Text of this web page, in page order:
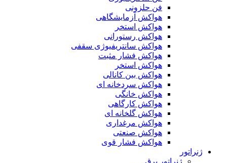
فن حلزونی
هواکش آزمایشگاهی
هواکش استخر
هواکش رستورانی
هواکش سانتریفیوژی سقفی
هواکش فشار مثبت
هواکش استخر
هواکش بین کانالی
هواکش سردخانه ای
هواکش خانگی
هواکش کارگاهی
هواکش گلخانه ای
هواکش مرغداری
هواکش صنعتی
هواکش فشار قوی
ژنراتور
ژنراتور برق